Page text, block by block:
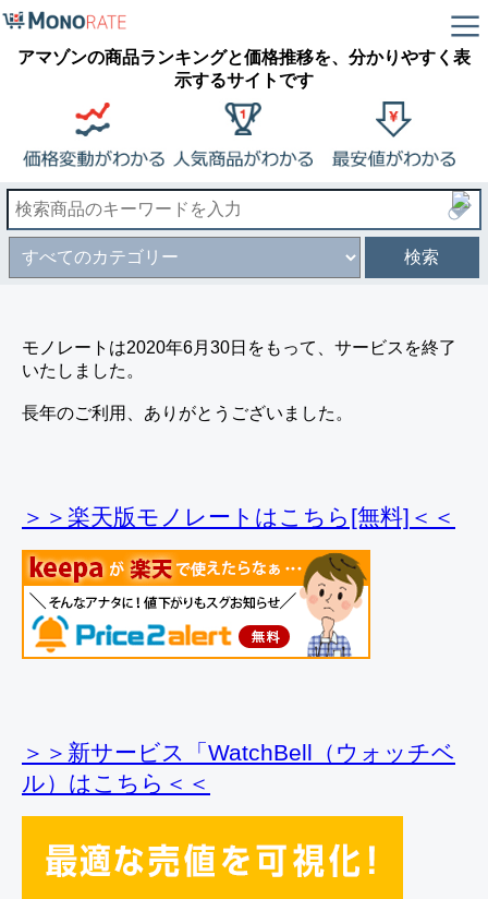
アマゾンの商品ランキングと価格推移を、分かりやすく表
示するサイトです
検索
モノレートは2020年6月30日をもって、サービスを終了
いたしました。
長年のご利用、ありがとうございました。
＞＞楽天版モノレートはこちら[無料]＜＜
＞＞新サービス「WatchBell（ウォッチベ
ル）はこちら＜＜